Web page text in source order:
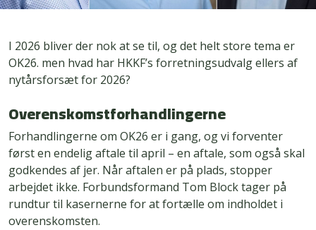
I 2026 bliver der nok at se til, og det helt store tema er
OK26. men hvad har HKKF’s forretningsudvalg ellers af
nytårsforsæt for 2026?
Overenskomstforhandlingerne
Forhandlingerne om OK26 er i gang, og vi forventer
først en endelig aftale til april – en aftale, som også skal
godkendes af jer. Når aftalen er på plads, stopper
arbejdet ikke. Forbundsformand Tom Block tager på
rundtur til kasernerne for at fortælle om indholdet i
overenskomsten.